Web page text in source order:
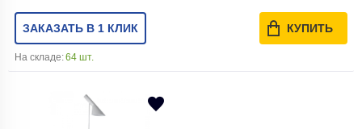
ЗАКАЗАТЬ В 1 КЛИК КУПИТЬ
На складе:64 шт.